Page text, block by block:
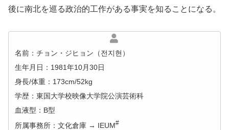
後に南北を巡る政治的工作がある事実を知ることになる。
名前：チョン・ジヒョン（전지현）
生年月日：1981年10月30日
身長/体重：173cm/52kg
学歴：東国大学校映像大学院公演芸術科
血液型：B型
所属事務所：文化倉庫 → IEUM#